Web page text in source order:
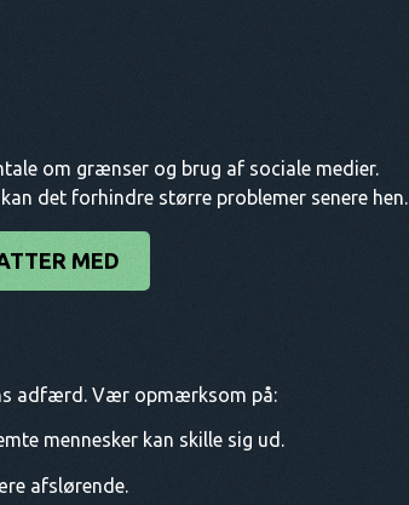
om grænser og brug af sociale medier.
det forhindre større problemer senere hen.
MED
adfærd. Vær opmærksom på:
mennesker kan skille sig ud.
afslørende.